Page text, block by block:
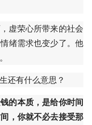
虚荣心所带来的社会
绪需求也变少了。他
还有什么意思？
的本质，是给你时间
，你就不必去接受那